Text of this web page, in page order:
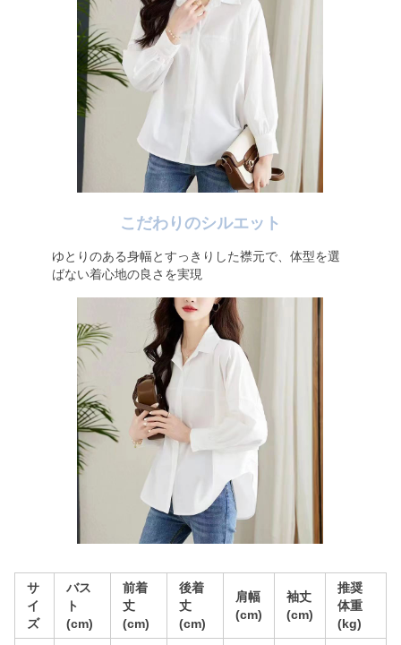
こだわりのシルエット
ゆとりのある身幅とすっきりした襟元で、体型を選
ばない着心地の良さを実現
サ
イ
ズ
バス
ト
(cm)
前着
丈
(cm)
後着
丈
(cm)
肩幅
(cm)
袖丈
(cm)
推奨
体重
(kg)